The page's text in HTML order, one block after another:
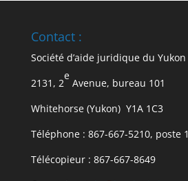
Contact :
Société d’aide juridique du Yukon
2131, 2
e
Avenue, bureau 101
Whitehorse (Yukon) Y1A 1C3
Téléphone : 867-667-5210, poste 1
Télécopieur : 867-667-8649